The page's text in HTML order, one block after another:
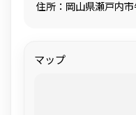
住所：岡山県瀬戸内
マップ